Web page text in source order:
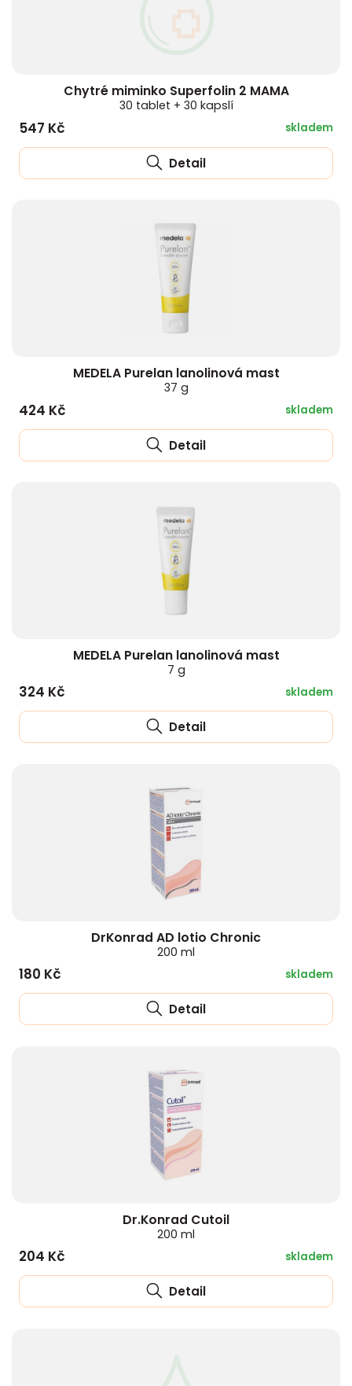
Chytré miminko Superfolin 2 MAMA
30 tablet + 30 kapslí
547 Kč skladem
Detail
MEDELA Purelan lanolinová mast
37 g
424 Kč skladem
Detail
MEDELA Purelan lanolinová mast
7 g
324 Kč skladem
Detail
DrKonrad AD lotio Chronic
200 ml
180 Kč skladem
Detail
Dr.Konrad Cutoil
200 ml
204 Kč skladem
Detail